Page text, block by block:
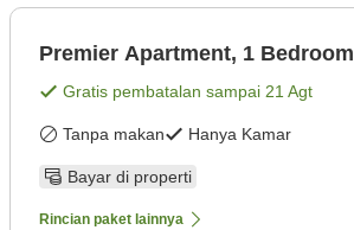
Premier Apartment, 1 Bedroom
Gratis pembatalan sampai 21 Agt
Tanpa makan Hanya Kamar
Bayar di properti
Rincian paket lainnya